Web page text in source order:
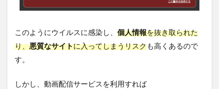
このようにウイルスに感染し、 個人情報を抜き取られた
り、悪質なサイトに入ってしまうリスクも高くあるので
す。
しかし、動画配信サービスを利用すれば